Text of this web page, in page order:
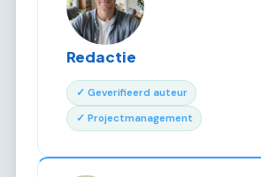
Redactie
✓ Geverifieerd auteur
✓ Projectmanagement